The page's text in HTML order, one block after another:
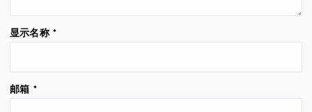
显示名称 *
邮箱 *